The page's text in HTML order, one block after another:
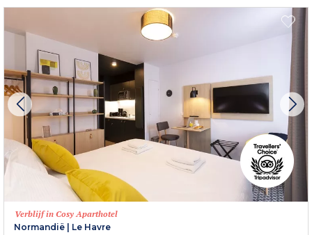
Verblijf in Cosy Aparthotel
Normandië | Le Havre